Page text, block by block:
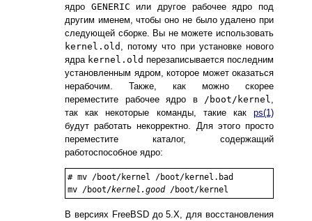
ядро GENERIC или другое рабочее ядро под
другим именем, чтобы оно не было удалено при
следующей сборке. Вы не можете использовать
kernel.old , потому что при установке нового
ядра kernel.old перезаписывается последним
установленным ядром, которое может оказаться
нерабочим. Также, как можно скорее
переместите рабочее ядро в /boot/kernel,
так как некоторые команды, такие как ps(1)
будут работать некорректно. Для этого просто
переместите каталог, содержащий
работоспособное ядро:
# mv /boot/kernel /boot/kernel.bad
mv /boot/kernel.good /boot/kernel
В версиях FreeBSD до 5.X, для восстановления